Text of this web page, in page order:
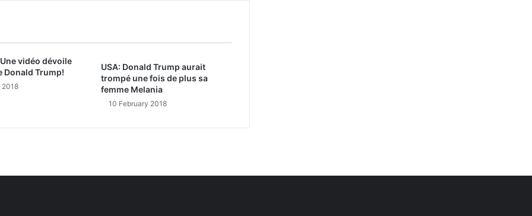
vidéo dévoile
Donald Trump!
2018
USA: Donald Trump aurait
trompé une fois de plus sa
femme Melania
10 February 2018